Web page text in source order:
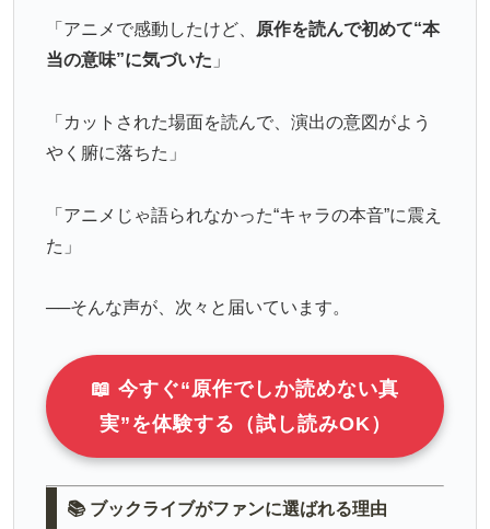
「アニメで感動したけど、
原作を読んで初めて“本
当の意味”に気づいた 」
「カットされた場面を読んで、演出の意図がよう
やく腑に落ちた」
「アニメじゃ語られなかった“キャラの本音”に震え
た」
──そんな声が、次々と届いています。
📖 今すぐ“原作でしか読めない真
実”を体験する（試し読みOK）
📚 ブックライブがファンに選ばれる理由